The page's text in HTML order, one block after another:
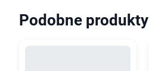
Podobne produkty